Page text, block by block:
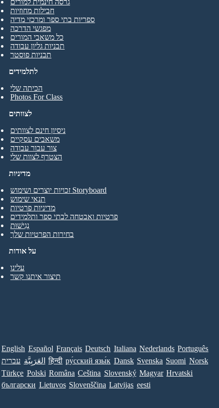
לתלמידים
הכיתה שלי
Photos For Class
חבילות מחוזיות
ספריות בתי ספר ומרכזי מדיה
מפגשי הדרכה
כל משאבי המורים
תבניות גליון עבודה
תבניות פוסטר
לצוותים
ניסיון חינם לצוותים
משאבים עסקיים
צור עבור עבודה
הצטרף לצוות שלי
על אודות
עלינו
תיצור איתנו קשר
מדיניות
זכויות יוצרים ושימוש Storyboard
תנאי שימוש
מדיניות פרטיות
פרטיות ואבטחה לבתי ספר ותלמידים
נְגִישׁוּת
בחירות הפרטיות שלך
English Español Français Deutsch Italiana Nederlands Português
עברית العَرَبِيَّة हिन्दी ру́сский язы́к Dansk Svenska Suomi Norsk
Türkçe Polski Româna Ceština Slovenský Magyar Hrvatski
български Lietuvos Slovenščina Latvijas eesti